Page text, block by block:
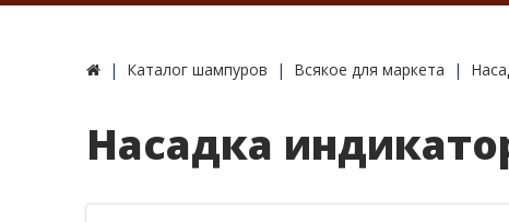
Каталог шампуров Всякое для маркета
Насадка